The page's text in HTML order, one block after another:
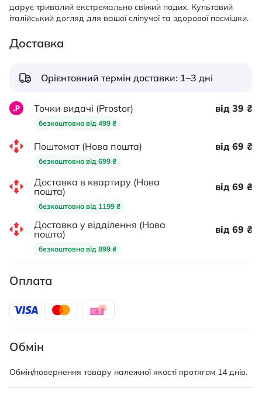
дарує тривалий екстремально свіжий подих. Культовий
італійський догляд для вашої сліпучої та здорової посмішки.
Доставка
Орієнтовний термін доставки: 1–3 дні
Точки видачі (Prostor)
безкоштовно від 499 ₴
від 39 ₴
Поштомат (Нова пошта)
безкоштовно від 699 ₴
від 69 ₴
Доставка в квартиру (Нова
пошта)
безкоштовно від 1199 ₴
від 69 ₴
Доставка у відділення (Нова
пошта)
безкоштовно від 899 ₴
від 69 ₴
Оплата
Обмін
Обмін/повернення товару належної якості протягом 14 днів.